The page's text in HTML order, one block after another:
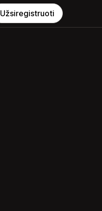
Užsiregistruoti